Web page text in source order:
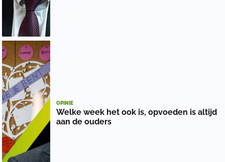
OPINIE
Welke week het ook is, opvoeden is altijd
aan de ouders